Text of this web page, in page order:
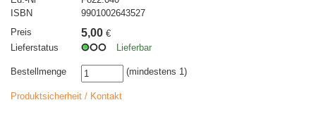
ISBN
9901002643527
Preis
5,00 €
Lieferstatus
Lieferbar
Bestellmenge (mindestens 1)
Produktsicherheit / Kontakt